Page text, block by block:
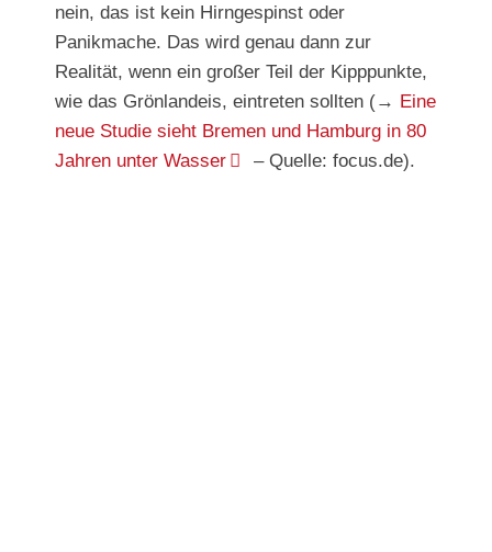
nein, das ist kein Hirngespinst oder
Panikmache. Das wird genau dann zur
Realität, wenn ein großer Teil der Kipppunkte,
wie das Grönlandeis, eintreten sollten (→ Eine
neue Studie sieht Bremen und Hamburg in 80
Jahren unter Wasser
– Quelle: focus.de).